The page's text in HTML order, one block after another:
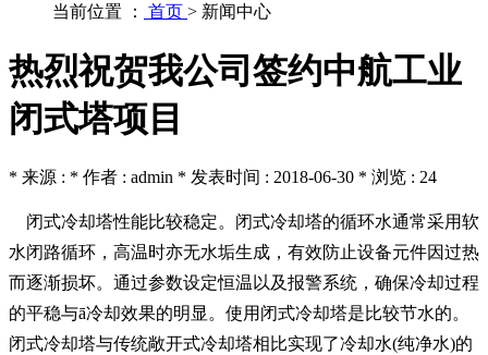
当前位置 ：
首页 > 新闻中心
热烈祝贺我公司签约中航工业
闭式塔项目
* 来源 : * 作者 : admin * 发表时间 : 2018-06-30 * 浏览 : 24
闭式冷却塔性能比较稳定。闭式冷却塔的循环水通常采用软
水闭路循环，高温时亦无水垢生成，有效防止设备元件因过热
而逐渐损坏。通过参数设定恒温以及报警系统，确保冷却过程
的平稳与ā冷却效果的明显。使用闭式冷却塔是比较节水的。
闭式冷却塔与传统敞开式冷却塔相比实现了冷却水(纯净水)的